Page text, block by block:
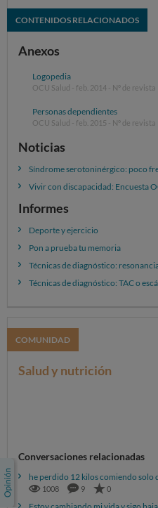
CONTENIDOS RELACIONADOS
Anexos
Logopedia
OCU Salud - feb. 2014 - Nº de revista
Personas dependientes
OCU Salud - feb. 2015 - Nº de revista
Noticias
Síndrome serotoninérgico: poco
Vivir con discapacidad: Encuesta
Informes
Deporte y ejercicio
Pon a prueba tu memoria
Técnicas de diagnóstico:
Técnicas de diagnóstico: TAC o
COMUNIDAD
Salud y nutrición
Conversaciones relacionadas
he perdido 12 kilos comiendo solo
1008 9 0